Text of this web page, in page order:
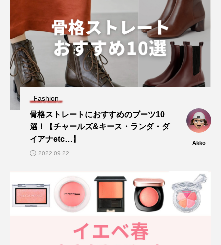
Fashion
骨格ストレートにおすすめのブーツ10
選！【チャールズ&キース・ランダ・ダ
イアナetc…】
Akko
2022.09.22